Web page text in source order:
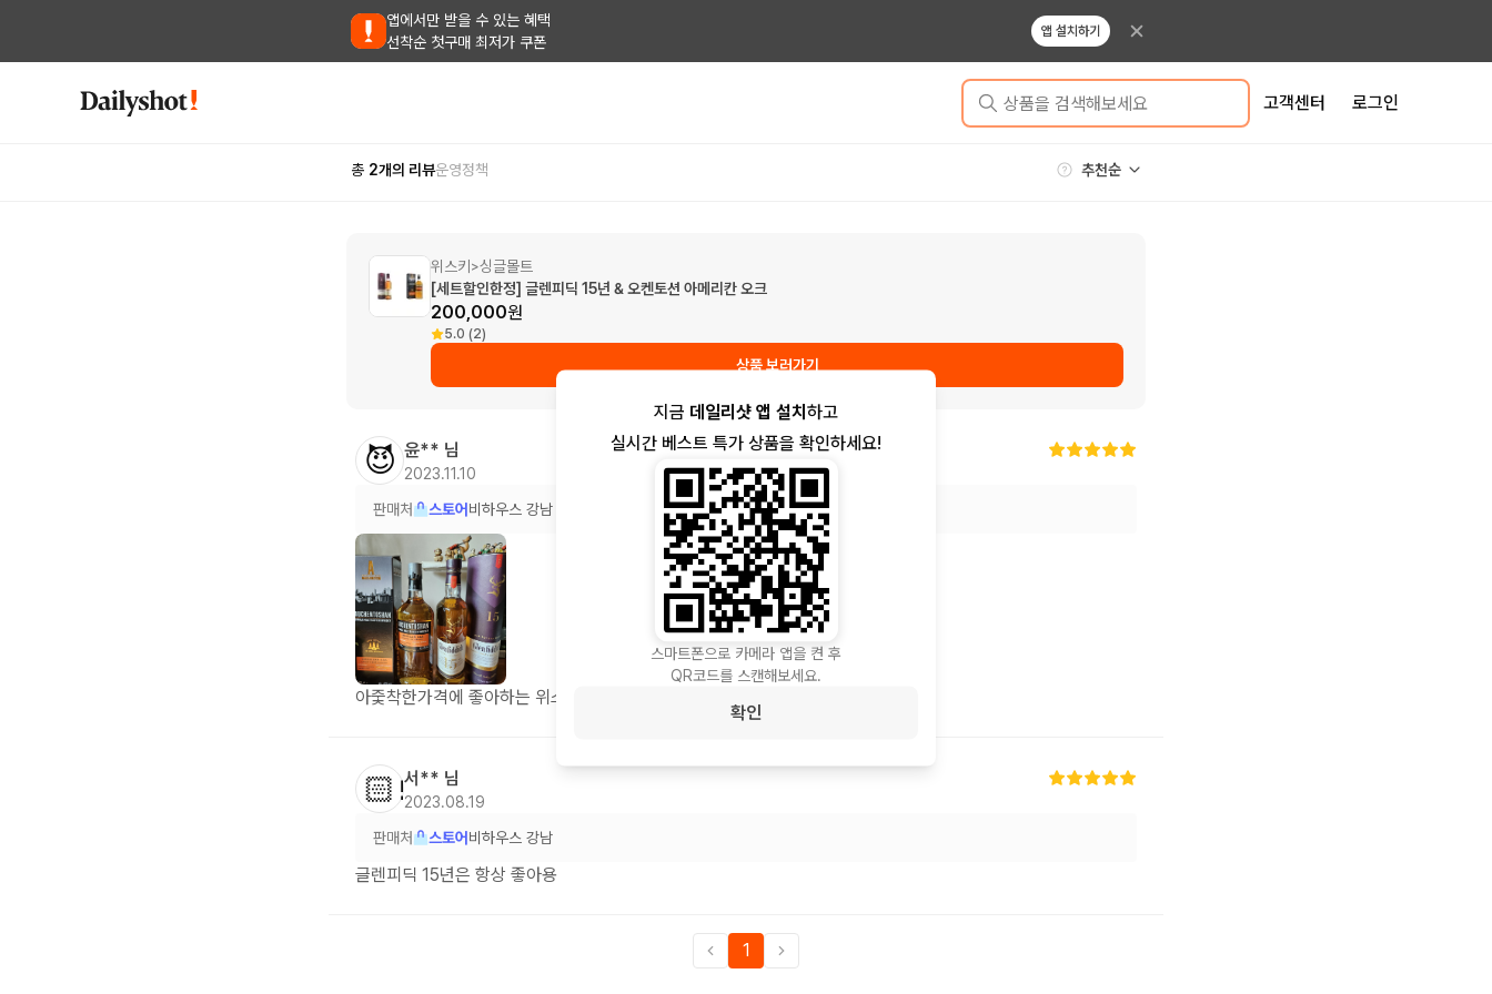
앱에서만 받을 수 있는 혜택
선착순 첫구매 최저가 쿠폰
앱 설치하기
상품을 검색해보세요 고객센터 로그인
총 2개의 리뷰운영정책
위스키 >싱글몰트
[세트할인한정] 글렌피딕 15년 & 오켄토션 아메리칸 오크
200,000원
5.0 (2)
상품 보러가기
😈 윤** 님
2023.11.10
판매처 스토어 비하우스 강남
아줓착한가격에 좋아하는 위스키 잘 구매했습니다.
👨🏻‍💻
서** 님
2023.08.19
판매처 스토어 비하우스 강남
글렌피딕 15년은 항상 좋아용
1
지금 데일리샷 앱 설치 하고
실시간 베스트 특가 상품을 확인하세요!
스마트폰으로 카메라 앱을 켠 후
QR코드를 스캔해보세요.
확인